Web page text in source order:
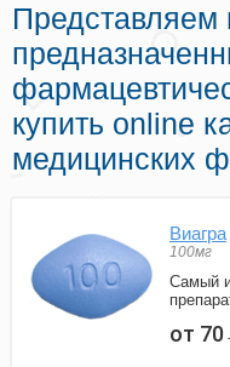
Представляем
купить online
медицинских
Виагра
100мг
Самый
от 70